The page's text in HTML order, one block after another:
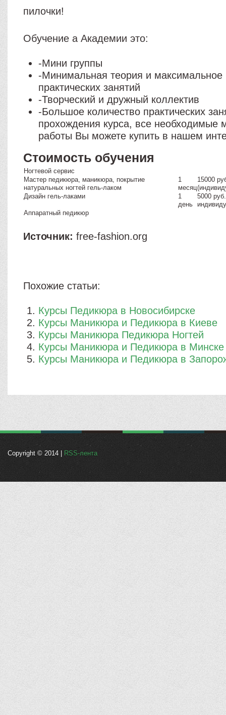
пилочки!
Обучение а Академии это:
-Мини группы
-Минимальная теория и максимальное
практических занятий
-Творческий и дружный коллектив
-Большое количество практических
прохождения курса, все необходимые
работы Вы можете купить в нашем
Стоимость обучения
Ногтевой сервис
Мастер педикюра, маникюра, покрытие
натуральных ногтей гель-лаком
1
месяц
15000
Дизайн гель-лаками
1
день
5000
Аппаратный педикюр
Источник: free-fashion.org
Похожие статьи:
Курсы Педикюра в Новосибирске
Курсы Маникюра и Педикюра в Киеве
Курсы Маникюра Педикюра Ногтей
Курсы Маникюра и Педикюра в Минске
Курсы Маникюра и Педикюра в
Copyright © 2014 | RSS-лента